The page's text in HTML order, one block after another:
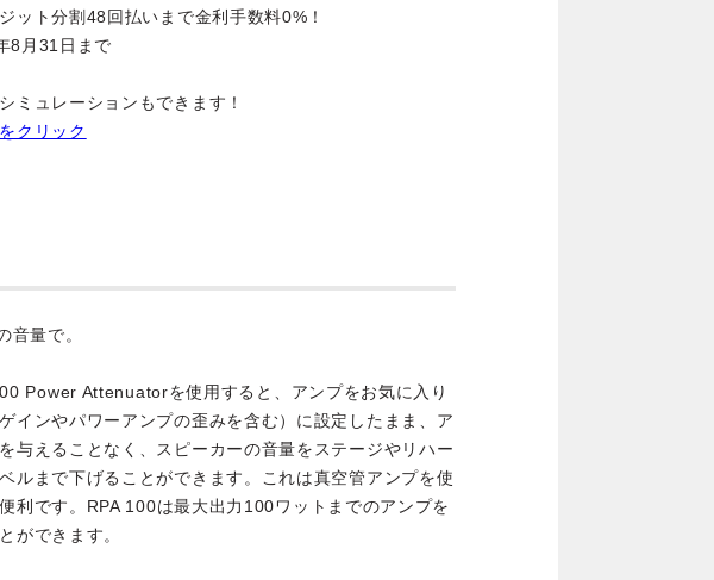
ット分割48回払いまで金利手数料0%！
8月31日まで
ミュレーションもできます！
クリック
音量で。
Power Attenuatorを使用すると、アンプをお気に入り
インやパワーアンプの歪みを含む）に設定したまま、ア
与えることなく、スピーカーの音量をステージやリハー
ルまで下げることができます。これは真空管アンプを使
利です。RPA 100は最大出力100ワットまでのアンプを
ができます。